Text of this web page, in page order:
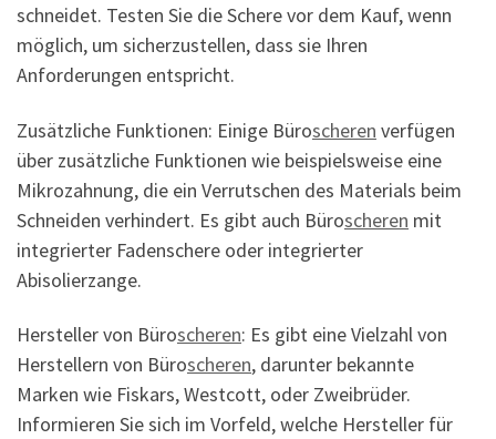
schneidet. Testen Sie die Schere vor dem Kauf, wenn
möglich, um sicherzustellen, dass sie Ihren
Anforderungen entspricht.
Zusätzliche Funktionen: Einige Büroscheren verfügen
über zusätzliche Funktionen wie beispielsweise eine
Mikrozahnung, die ein Verrutschen des Materials beim
Schneiden verhindert. Es gibt auch Büroscheren mit
integrierter Fadenschere oder integrierter
Abisolierzange.
Hersteller von Büroscheren: Es gibt eine Vielzahl von
Herstellern von Büroscheren, darunter bekannte
Marken wie Fiskars, Westcott, oder Zweibrüder.
Informieren Sie sich im Vorfeld, welche Hersteller für